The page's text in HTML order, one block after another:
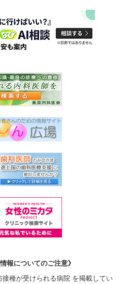
報についてのご注意》
種が受けられる病院 を掲載してい